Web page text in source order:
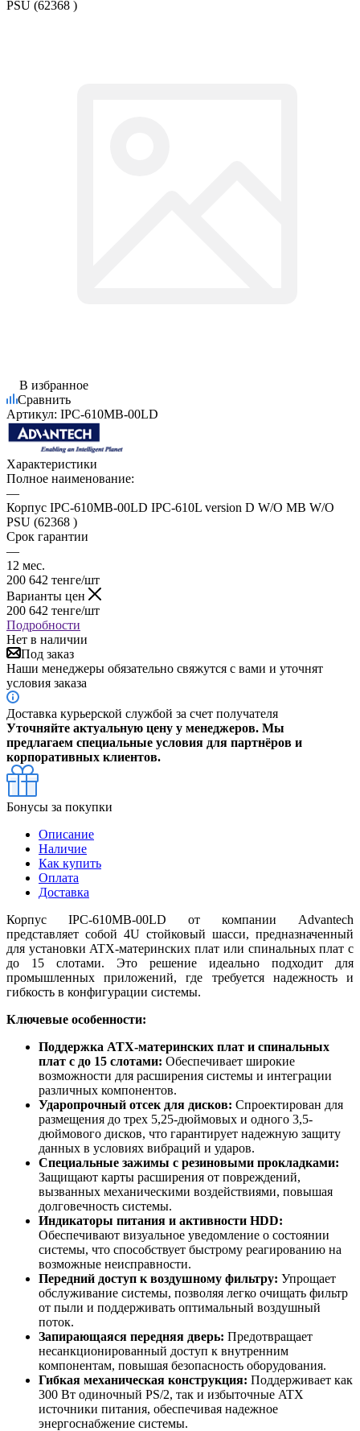
PSU (62368 )
В избранное
Сравнить
Артикул: IPC-610MB-00LD
Характеристики
Полное наименование:
—
Корпус IPC-610MB-00LD IPC-610L version D W/O MB W/O
PSU (62368 )
Срок гарантии
—
12 мес.
200 642 тенге/шт
Варианты цен
200 642 тенге/шт
Подробности
Нет в наличии
Под заказ
Наши менеджеры обязательно свяжутся с вами и уточнят
условия заказа
Доставка курьерской службой за счет получателя
Уточняйте актуальную цену у менеджеров. Мы
предлагаем специальные условия для партнёров и
корпоративных клиентов.
Бонусы за покупки
Описание
Наличие
Как купить
Оплата
Доставка
Корпус IPC-610MB-00LD от компании Advantech
представляет собой 4U стойковый шасси, предназначенный
для установки ATX-материнских плат или спинальных плат с
до 15 слотами. Это решение идеально подходит для
промышленных приложений, где требуется надежность и
гибкость в конфигурации системы.
Ключевые особенности:
Поддержка ATX-материнских плат и спинальных
плат с до 15 слотами: Обеспечивает широкие
возможности для расширения системы и интеграции
различных компонентов.
Ударопрочный отсек для дисков: Спроектирован для
размещения до трех 5,25-дюймовых и одного 3,5-
дюймового дисков, что гарантирует надежную защиту
данных в условиях вибраций и ударов.
Специальные зажимы с резиновыми прокладками:
Защищают карты расширения от повреждений,
вызванных механическими воздействиями, повышая
долговечность системы.
Индикаторы питания и активности HDD:
Обеспечивают визуальное уведомление о состоянии
системы, что способствует быстрому реагированию на
возможные неисправности.
Передний доступ к воздушному фильтру: Упрощает
обслуживание системы, позволяя легко очищать фильтр
от пыли и поддерживать оптимальный воздушный
поток.
Запирающаяся передняя дверь: Предотвращает
несанкционированный доступ к внутренним
компонентам, повышая безопасность оборудования.
Гибкая механическая конструкция: Поддерживает как
300 Вт одиночный PS/2, так и избыточные ATX
источники питания, обеспечивая надежное
энергоснабжение системы.